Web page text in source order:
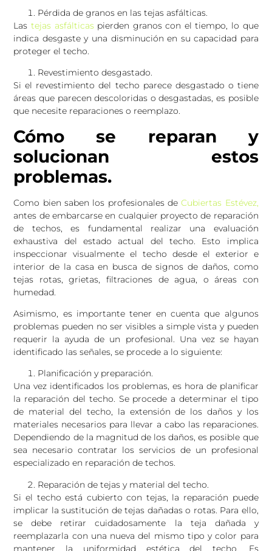
Pérdida de granos en las tejas asfálticas.
Las tejas asfálticaspierden granos con el tiempo, lo que
indica desgaste y una disminución en su capacidad para
proteger el techo.
Revestimiento desgastado.
Si el revestimiento del techo parece desgastado o tiene
áreas que parecen descoloridas o desgastadas, es posible
que necesite reparaciones o reemplazo.
Cómo se reparan y
solucionan estos
problemas.
Como bien saben los profesionales deCubiertas Estévez,
antes de embarcarse en cualquier proyecto de reparación
de techos, es fundamental realizar una evaluación
exhaustiva del estado actual del techo. Esto implica
inspeccionar visualmente el techo desde el exterior e
interior de la casa en busca de signos de daños, como
tejas rotas, grietas, filtraciones de agua, o áreas con
humedad.
Asimismo, es importante tener en cuenta que algunos
problemas pueden no ser visibles a simple vista y pueden
requerir la ayuda de un profesional. Una vez se hayan
identificado las señales, se procede a lo siguiente:
Planificación y preparación.
Una vez identificados los problemas, es hora de planificar
la reparación del techo. Se procede a determinar el tipo
de material del techo, la extensión de los daños y los
materiales necesarios para llevar a cabo las reparaciones.
Dependiendo de la magnitud de los daños, es posible que
sea necesario contratar los servicios de un profesional
especializado en reparación de techos.
Reparación de tejas y material del techo.
Si el techo está cubierto con tejas, la reparación puede
implicar la sustitución de tejas dañadas o rotas. Para ello,
se debe retirar cuidadosamente la teja dañada y
reemplazarla con una nueva del mismo tipo y color para
mantener la uniformidad estética del techo. Es